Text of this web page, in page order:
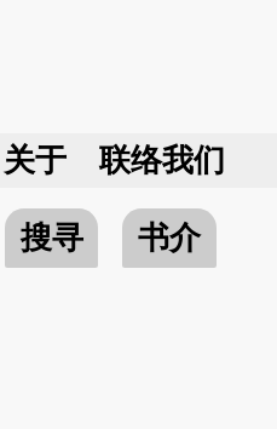
关于 联络我们
搜寻
书介